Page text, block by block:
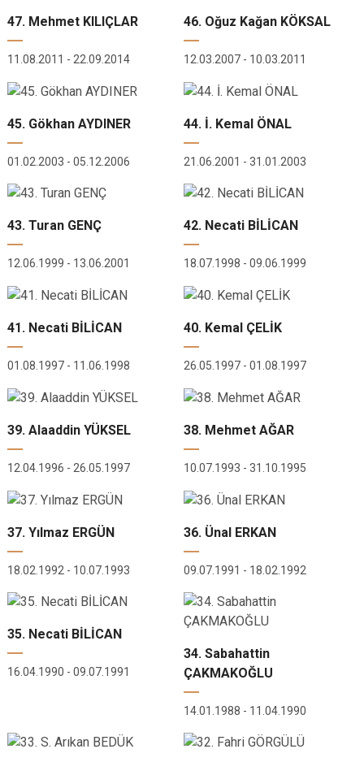
47. Mehmet KILIÇLAR
11.08.2011 - 22.09.2014
46. Oğuz Kağan KÖKSAL
12.03.2007 - 10.03.2011
45. Gökhan AYDINER
01.02.2003 - 05.12.2006
44. İ. Kemal ÖNAL
21.06.2001 - 31.01.2003
43. Turan GENÇ
12.06.1999 - 13.06.2001
42. Necati BİLİCAN
18.07.1998 - 09.06.1999
41. Necati BİLİCAN
01.08.1997 - 11.06.1998
40. Kemal ÇELİK
26.05.1997 - 01.08.1997
39. Alaaddin YÜKSEL
12.04.1996 - 26.05.1997
38. Mehmet AĞAR
10.07.1993 - 31.10.1995
37. Yılmaz ERGÜN
18.02.1992 - 10.07.1993
36. Ünal ERKAN
09.07.1991 - 18.02.1992
35. Necati BİLİCAN
16.04.1990 - 09.07.1991
34. Sabahattin
ÇAKMAKOĞLU
14.01.1988 - 11.04.1990